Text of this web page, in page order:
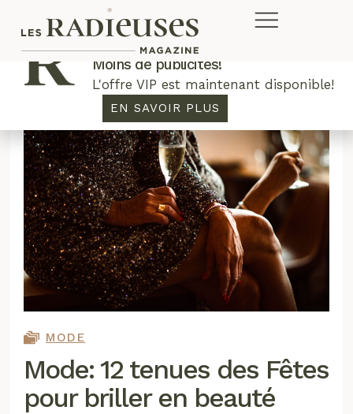
MODE
Mode: 12 tenues des Fêtes
pour briller en beauté
Plus de concours. Plus de rabais.
Moins de publicités!
L'offre VIP est maintenant disponible!
EN SAVOIR PLUS